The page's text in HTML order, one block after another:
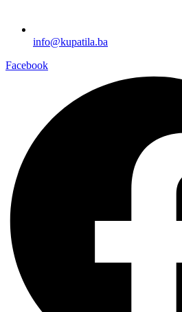
info@kupatila.ba
Facebook